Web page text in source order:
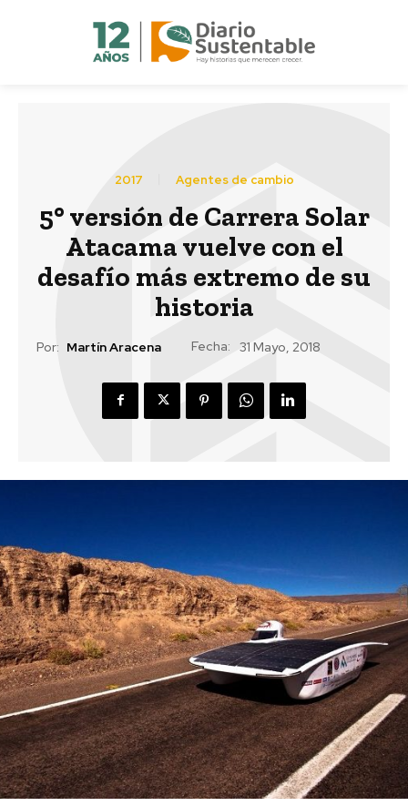
2017 Agentes de cambio
5° versión de Carrera Solar
Atacama vuelve con el
desafío más extremo de su
historia
Por: Martín Aracena Fecha: 31 Mayo, 2018